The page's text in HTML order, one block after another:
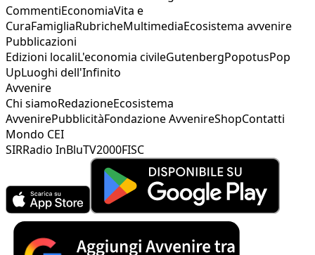
CommentiEconomiaVita e
CuraFamigliaRubricheMultimediaEcosistema avvenire
Pubblicazioni
Edizioni localiL'economia civileGutenbergPopotusPop
UpLuoghi dell'Infinito
Avvenire
Chi siamoRedazioneEcosistema
AvvenirePubblicitàFondazione AvvenireShopContatti
Mondo CEI
SIRRadio InBluTV2000FISC